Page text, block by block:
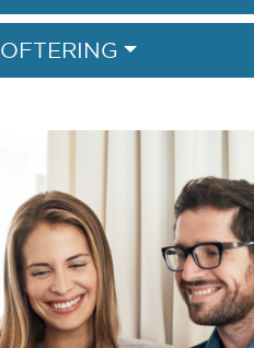
OFTERING